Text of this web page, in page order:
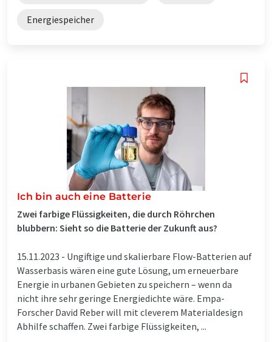
Energiespeicher
Ich bin auch eine Batterie
Zwei farbige Flüssigkeiten, die durch Röhrchen
blubbern: Sieht so die Batterie der Zukunft aus?
15.11.2023 - Ungiftige und skalierbare Flow-Batterien auf
Wasserbasis wären eine gute Lösung, um erneuerbare
Energie in urbanen Gebieten zu speichern – wenn da
nicht ihre sehr geringe Energiedichte wäre. Empa-
Forscher David Reber will mit cleverem Materialdesign
Abhilfe schaffen. Zwei farbige Flüssigkeiten, ...